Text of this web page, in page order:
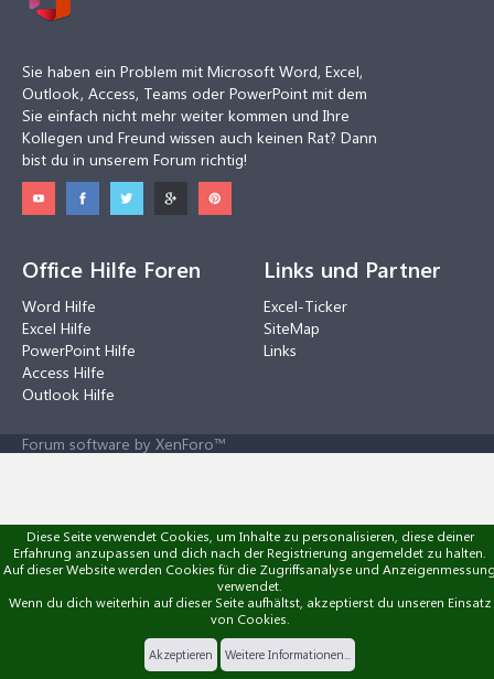
Sie haben ein Problem mit Microsoft Word, Excel,
Outlook, Access, Teams oder PowerPoint mit dem
Sie einfach nicht mehr weiter kommen und Ihre
Kollegen und Freund wissen auch keinen Rat? Dann
bist du in unserem Forum richtig!
Office Hilfe Foren
Word Hilfe
Excel Hilfe
PowerPoint Hilfe
Access Hilfe
Outlook Hilfe
Links und Partner
Excel-Ticker
SiteMap
Links
Forum software by XenForo™
Diese Seite verwendet Cookies, um Inhalte zu personalisieren, diese deiner
Erfahrung anzupassen und dich nach der Registrierung angemeldet zu halten.
Auf dieser Website werden Cookies für die Zugriffsanalyse und
verwendet.
Wenn du dich weiterhin auf dieser Seite aufhältst, akzeptierst du unseren Einsatz
von Cookies.
Akzeptieren Weitere Informationen...